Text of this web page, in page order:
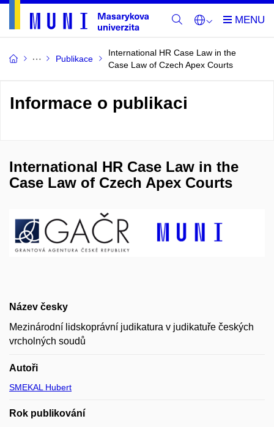
Publikace
International HR Case Law in the
Case Law of Czech Apex Courts
Informace o publikaci
International HR Case Law in the
Case Law of Czech Apex Courts
Název česky
Mezinárodní lidskoprávní judikatura v judikatuře českých
vrcholných soudů
Autoři
SMEKAL Hubert
Rok publikování